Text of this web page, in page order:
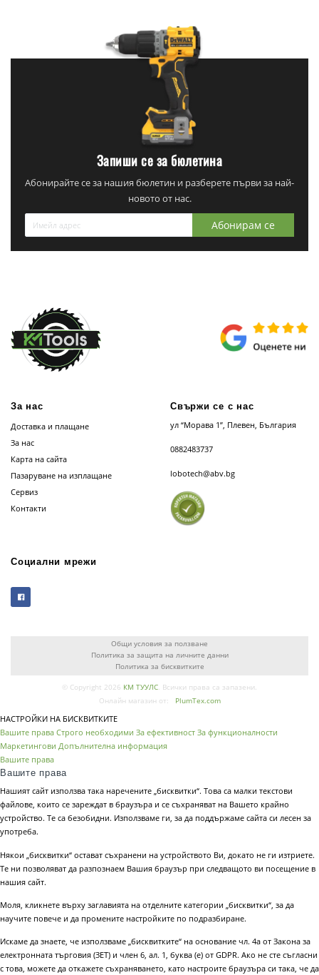
Запиши се за бюлетина
Абонирайте се за нашия бюлетин и разберете първи за най-
новото от нас.
Абонирам се
За нас
Доставка и плащане
За нас
Карта на сайта
Пазаруване на изплащане
Сервиз
Контакти
Свържи се с нас
ул “Морава 1”, Плевен, България
0882483737
lobotech@abv.bg
Социални мрежи
Общи условия за ползване
Политика за защита на личните данни
Политика за бисквитките
© Copyright 2026 КМ ТУУЛС. Всички права са запазени.
Онлайн магазин от:
PlumTex.com
НАСТРОЙКИ НА БИСКВИТКИТЕ
Вашите права Строго необходими За ефективност За функционалности
Маркетингови Допълнителна информация
Вашите права
Вашите права
Нашият сайт използва така наречените „бисквитки“. Това са малки текстови
файлове, които се зареждат в браузъра и се съхраняват на Вашето крайно
устройство. Те са безобидни. Използваме ги, за да поддържаме сайта си лесен за
употреба.
Някои „бисквитки“ остават съхранени на устройството Ви, докато не ги изтриете.
Те ни позволяват да разпознаем Вашия браузър при следващото ви посещение в
нашия сайт.
Моля, кликнете върху заглавията на отделните категории „бисквитки“, за да
научите повече и да промените настройките по подразбиране.
Искаме да знаете, че използваме „бисквитките“ на основание чл. 4а от Закона за
електронната търговия (ЗЕТ) и член 6, ал. 1, буква (е) от GDPR. Ако не сте съгласни
с това, можете да откажете съхраняването, като настроите браузъра си така, че да